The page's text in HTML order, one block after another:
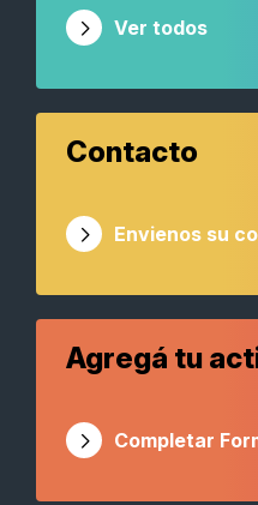
Ver todos
Contacto
Envienos su
Agregá tu
Completar